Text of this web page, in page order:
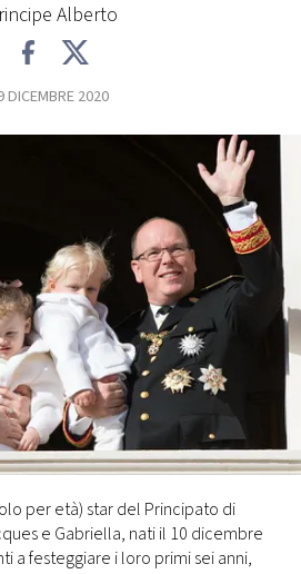
Alberto
DICEMBRE 2020
per età) star del Principato di
e Gabriella, nati il 10 dicembre
a festeggiare i loro primi sei anni,